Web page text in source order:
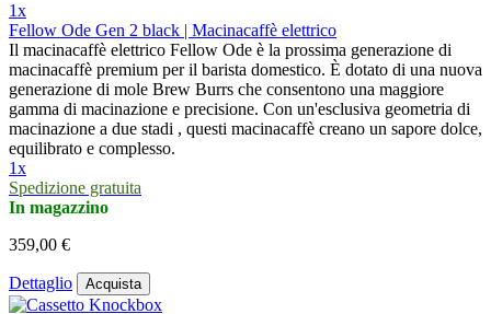
1x
Fellow Ode Gen 2 black | Macinacaffè elettrico
Il macinacaffè elettrico Fellow Ode è la prossima generazione di
macinacaffè premium per il barista domestico. È dotato di una nuova
generazione di mole Brew Burrs che consentono una maggiore
gamma di macinazione e precisione. Con un'esclusiva geometria di
macinazione a due stadi , questi macinacaffè creano un sapore dolce,
equilibrato e complesso.
1x
Spedizione gratuita
In magazzino
359,00 €
Dettaglio Acquista